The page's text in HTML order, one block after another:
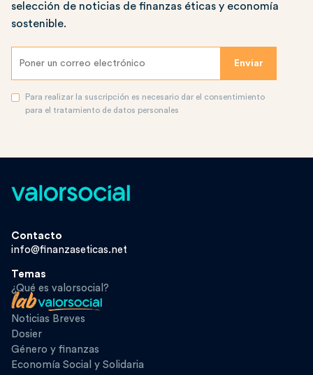
selección de noticias de finanzas éticas y economía
sostenible.
Para realizar la suscripción es necesario dar el consentimiento
para el tratamiento de datos personales
Contacto
info@finanzaseticas.net
Temas
¿Qué es valorsocial?
Noticias Breves
Dosier
Género y finanzas
Economía Social y Solidaria